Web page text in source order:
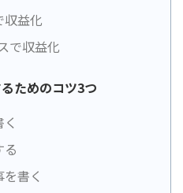
収益化
で収益化
ためのコツ3つ
る
書く